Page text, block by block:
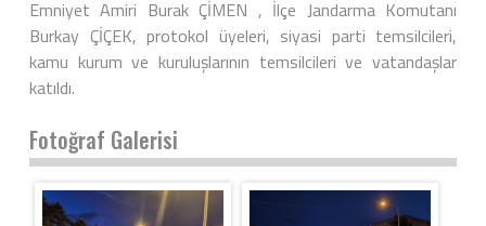
Emniyet Amiri Burak ÇİMEN , İlçe Jandarma Komutanı
Burkay ÇİÇEK, protokol üyeleri, siyasi parti temsilcileri,
kamu kurum ve kuruluşlarının temsilcileri ve vatandaşlar
katıldı.
Fotoğraf Galerisi